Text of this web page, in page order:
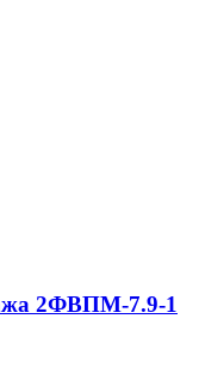
2ФВПМ-7.9-1